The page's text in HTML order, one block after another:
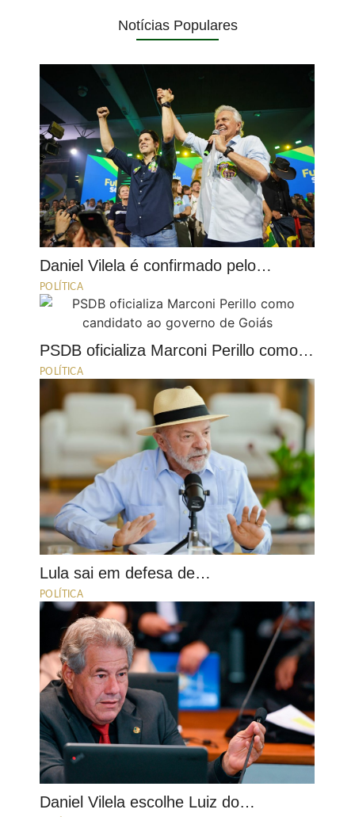
Notícias Populares
Daniel Vilela é confirmado pelo…
POLÍTICA
PSDB oficializa Marconi Perillo como…
POLÍTICA
Lula sai em defesa de…
POLÍTICA
Daniel Vilela escolhe Luiz do…